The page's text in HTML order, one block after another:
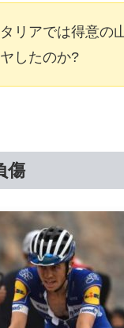
リアでは得意の
したのか?
傷